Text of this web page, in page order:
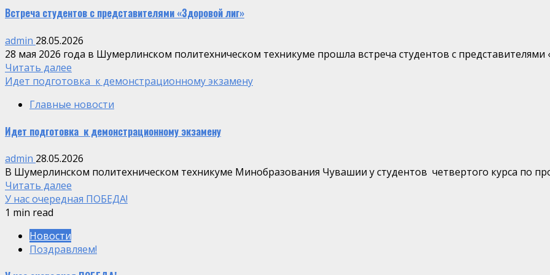
Встреча студентов с представителями «Здоровой лиг»
admin 28.05.2026
28 мая 2026 года в Шумерлинском политехническом техникуме прошла встреча студентов с
Читать далее
Идет подготовка к демонстрационному экзамену
Главные новости
Идет подготовка к демонстрационному экзамену
admin 28.05.2026
В Шумерлинском политехническом техникуме Минобразования Чувашии у студентов четвертого курса по
Читать далее
У нас очередная ПОБЕДА!
1 min read
Новости
Поздравляем!